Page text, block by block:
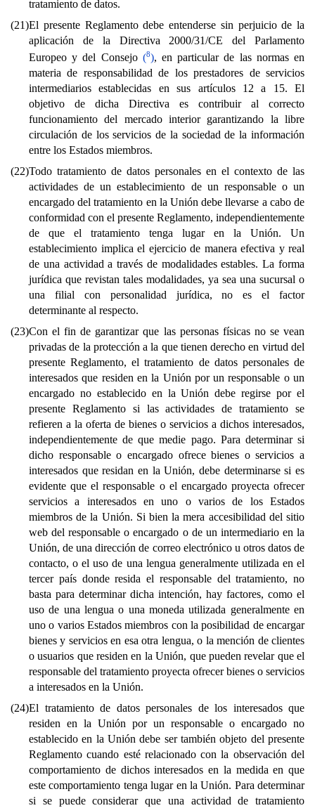
tratamiento de datos.
(21)El presente Reglamento debe entenderse sin perjuicio de la
aplicación de la Directiva 2000/31/CE del Parlamento
Europeo y del Consejo (8), en particular de las normas en
materia de responsabilidad de los prestadores de servicios
intermediarios establecidas en sus artículos 12 a 15. El
objetivo de dicha Directiva es contribuir al correcto
funcionamiento del mercado interior garantizando la libre
circulación de los servicios de la sociedad de la información
entre los Estados miembros.
(22)Todo tratamiento de datos personales en el contexto de las
actividades de un establecimiento de un responsable o un
encargado del tratamiento en la Unión debe llevarse a cabo de
conformidad con el presente Reglamento, independientemente
de que el tratamiento tenga lugar en la Unión. Un
establecimiento implica el ejercicio de manera efectiva y real
de una actividad a través de modalidades estables. La forma
jurídica que revistan tales modalidades, ya sea una sucursal o
una filial con personalidad jurídica, no es el factor
determinante al respecto.
(23)Con el fin de garantizar que las personas físicas no se vean
privadas de la protección a la que tienen derecho en virtud del
presente Reglamento, el tratamiento de datos personales de
interesados que residen en la Unión por un responsable o un
encargado no establecido en la Unión debe regirse por el
presente Reglamento si las actividades de tratamiento se
refieren a la oferta de bienes o servicios a dichos interesados,
independientemente de que medie pago. Para determinar si
dicho responsable o encargado ofrece bienes o servicios a
interesados que residan en la Unión, debe determinarse si es
evidente que el responsable o el encargado proyecta ofrecer
servicios a interesados en uno o varios de los Estados
miembros de la Unión. Si bien la mera accesibilidad del sitio
web del responsable o encargado o de un intermediario en la
Unión, de una dirección de correo electrónico u otros datos de
contacto, o el uso de una lengua generalmente utilizada en el
tercer país donde resida el responsable del tratamiento, no
basta para determinar dicha intención, hay factores, como el
uso de una lengua o una moneda utilizada generalmente en
uno o varios Estados miembros con la posibilidad de encargar
bienes y servicios en esa otra lengua, o la mención de clientes
o usuarios que residen en la Unión, que pueden revelar que el
responsable del tratamiento proyecta ofrecer bienes o servicios
a interesados en la Unión.
(24)El tratamiento de datos personales de los interesados que
residen en la Unión por un responsable o encargado no
establecido en la Unión debe ser también objeto del presente
Reglamento cuando esté relacionado con la observación del
comportamiento de dichos interesados en la medida en que
este comportamiento tenga lugar en la Unión. Para determinar
si se puede considerar que una actividad de tratamiento